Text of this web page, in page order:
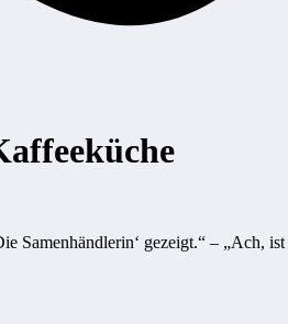
Samenhändlerin‘ gezeigt.“ – „Ach,